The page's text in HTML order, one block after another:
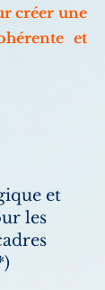
créer une
et
et
les